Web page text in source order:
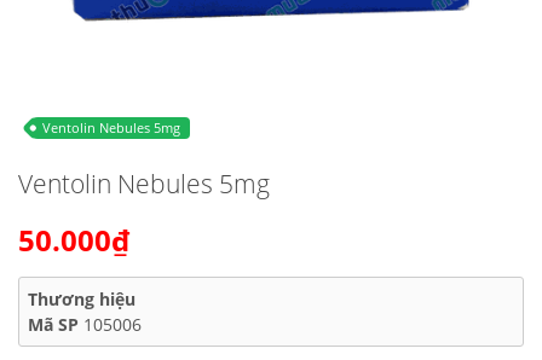
Ventolin Nebules 5mg
Ventolin Nebules 5mg
50.000₫
Thương hiệu
Mã SP 105006